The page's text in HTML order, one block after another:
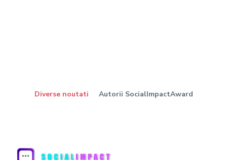
Diverse noutati Autorii SocialImpactAward